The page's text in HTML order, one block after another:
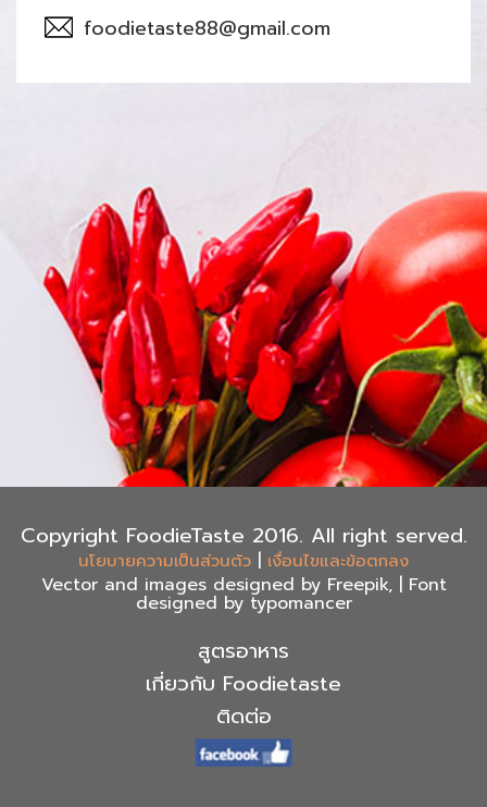
foodietaste88@gmail.com
Copyright FoodieTaste 2016. All right served.
นโยบายความเป็นส่วนตัว เงื่อนไขและข้อตกลง
Vector and images designed by Freepik, | Font
designed by typomancer
สูตรอาหาร
เกี่ยวกับ Foodietaste
ติดต่อ